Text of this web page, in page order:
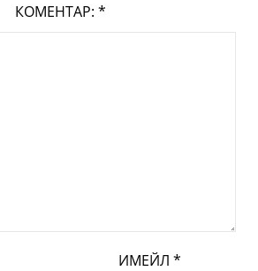
КОМЕНТАР: *
ИМЕЙЛ *